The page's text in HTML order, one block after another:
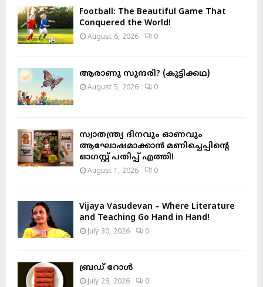
o
r
:
Football: The Beautiful Game That
Conquered the World!
August 6, 2026 0
ആരാണു സുന്ദരി? (കുട്ടിക്കഥ)
August 5, 2026 0
സ്വാതന്ത്ര്യ ദിനവും ഓണവും
ആഘോഷമാക്കാൻ മണിച്ചെപ്പിന്റെ
ഓഗസ്റ്റ് പതിപ്പ് എത്തി!
August 1, 2026 0
Vijaya Vasudevan – Where Literature
and Teaching Go Hand in Hand!
July 30, 2026 0
ബ്രഡ് റോൾ
July 29, 2026 0